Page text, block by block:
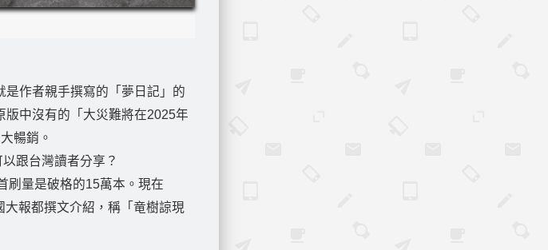
作者親手撰寫的「夢日記」的
中沒有的「大災難將在2025年
暢銷。
跟台灣讀者分享？
刷量是破格的15萬本。現在
大報都撰文介紹，稱「竜樹諒現